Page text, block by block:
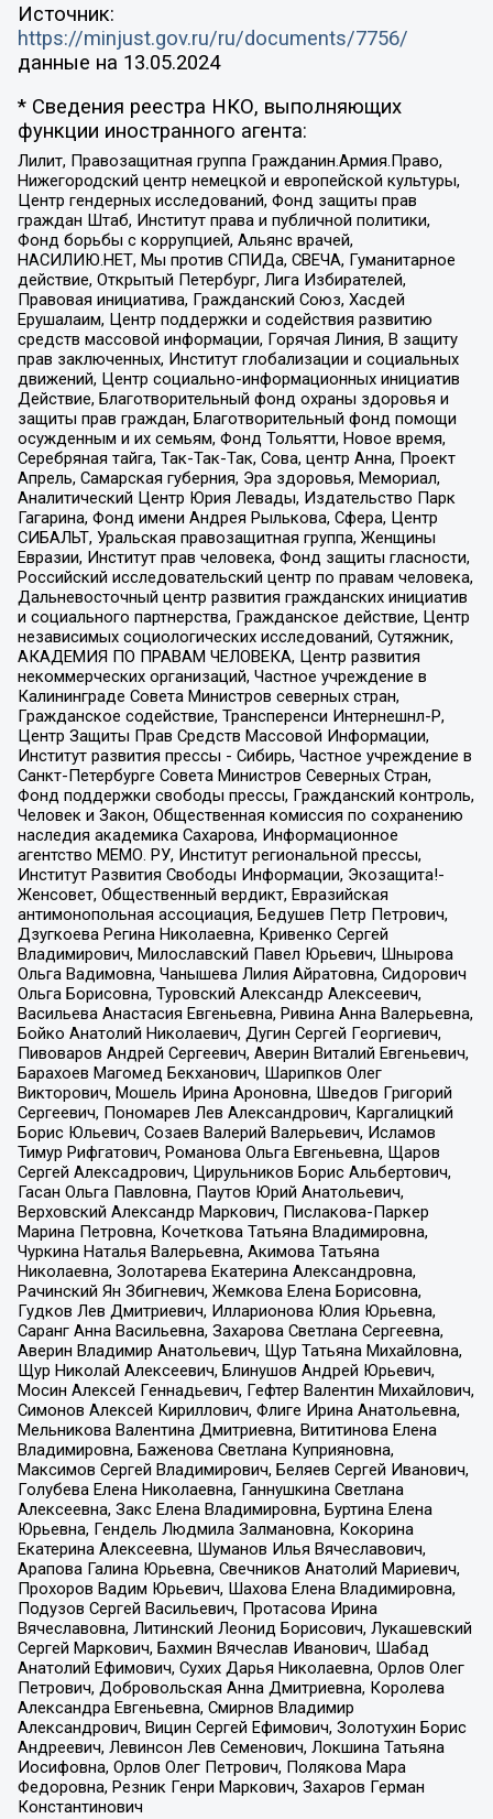
Источник:
https://minjust.gov.ru/ru/documents/7756/
данные на 13.05.2024
* Сведения реестра НКО, выполняющих
функции иностранного агента:
Лилит, Правозащитная группа Гражданин.Армия.Право,
Нижегородский центр немецкой и европейской культуры,
Центр гендерных исследований, Фонд защиты прав
граждан Штаб, Институт права и публичной политики,
Фонд борьбы с коррупцией, Альянс врачей,
НАСИЛИЮ.НЕТ, Мы против СПИДа, СВЕЧА, Гуманитарное
действие, Открытый Петербург, Лига Избирателей,
Правовая инициатива, Гражданский Союз, Хасдей
Ерушалаим, Центр поддержки и содействия развитию
средств массовой информации, Горячая Линия, В защиту
прав заключенных, Институт глобализации и социальных
движений, Центр социально-информационных инициатив
Действие, Благотворительный фонд охраны здоровья и
защиты прав граждан, Благотворительный фонд помощи
осужденным и их семьям, Фонд Тольятти, Новое время,
Серебряная тайга, Так-Так-Так, Сова, центр Анна, Проект
Апрель, Самарская губерния, Эра здоровья, Мемориал,
Аналитический Центр Юрия Левады, Издательство Парк
Гагарина, Фонд имени Андрея Рылькова, Сфера, Центр
СИБАЛЬТ, Уральская правозащитная группа, Женщины
Евразии, Институт прав человека, Фонд защиты гласности,
Российский исследовательский центр по правам человека,
Дальневосточный центр развития гражданских инициатив
и социального партнерства, Гражданское действие, Центр
независимых социологических исследований, Сутяжник,
АКАДЕМИЯ ПО ПРАВАМ ЧЕЛОВЕКА, Центр развития
некоммерческих организаций, Частное учреждение в
Калининграде Совета Министров северных стран,
Гражданское содействие, Трансперенси Интернешнл-Р,
Центр Защиты Прав Средств Массовой Информации,
Институт развития прессы - Сибирь, Частное учреждение в
Санкт-Петербурге Совета Министров Северных Стран,
Фонд поддержки свободы прессы, Гражданский контроль,
Человек и Закон, Общественная комиссия по сохранению
наследия академика Сахарова, Информационное
агентство МЕМО. РУ, Институт региональной прессы,
Институт Развития Свободы Информации, Экозащита!-
Женсовет, Общественный вердикт, Евразийская
антимонопольная ассоциация, Бедушев Петр Петрович,
Дзугкоева Регина Николаевна, Кривенко Сергей
Владимирович, Милославский Павел Юрьевич, Шнырова
Ольга Вадимовна, Чанышева Лилия Айратовна, Сидорович
Ольга Борисовна, Туровский Александр Алексеевич,
Васильева Анастасия Евгеньевна, Ривина Анна Валерьевна,
Бойко Анатолий Николаевич, Дугин Сергей Георгиевич,
Пивоваров Андрей Сергеевич, Аверин Виталий Евгеньевич,
Барахоев Магомед Бекханович, Шарипков Олег
Викторович, Мошель Ирина Ароновна, Шведов Григорий
Сергеевич, Пономарев Лев Александрович, Каргалицкий
Борис Юльевич, Созаев Валерий Валерьевич, Исламов
Тимур Рифгатович, Романова Ольга Евгеньевна, Щаров
Сергей Алексадрович, Цирульников Борис Альбертович,
Гасан Ольга Павловна, Паутов Юрий Анатольевич,
Верховский Александр Маркович, Пислакова-Паркер
Марина Петровна, Кочеткова Татьяна Владимировна,
Чуркина Наталья Валерьевна, Акимова Татьяна
Николаевна, Золотарева Екатерина Александровна,
Рачинский Ян Збигневич, Жемкова Елена Борисовна,
Гудков Лев Дмитриевич, Илларионова Юлия Юрьевна,
Саранг Анна Васильевна, Захарова Светлана Сергеевна,
Аверин Владимир Анатольевич, Щур Татьяна Михайловна,
Щур Николай Алексеевич, Блинушов Андрей Юрьевич,
Мосин Алексей Геннадьевич, Гефтер Валентин Михайлович,
Симонов Алексей Кириллович, Флиге Ирина Анатольевна,
Мельникова Валентина Дмитриевна, Вититинова Елена
Владимировна, Баженова Светлана Куприяновна,
Максимов Сергей Владимирович, Беляев Сергей Иванович,
Голубева Елена Николаевна, Ганнушкина Светлана
Алексеевна, Закс Елена Владимировна, Буртина Елена
Юрьевна, Гендель Людмила Залмановна, Кокорина
Екатерина Алексеевна, Шуманов Илья Вячеславович,
Арапова Галина Юрьевна, Свечников Анатолий Мариевич,
Прохоров Вадим Юрьевич, Шахова Елена Владимировна,
Подузов Сергей Васильевич, Протасова Ирина
Вячеславовна, Литинский Леонид Борисович, Лукашевский
Сергей Маркович, Бахмин Вячеслав Иванович, Шабад
Анатолий Ефимович, Сухих Дарья Николаевна, Орлов Олег
Петрович, Добровольская Анна Дмитриевна, Королева
Александра Евгеньевна, Смирнов Владимир
Александрович, Вицин Сергей Ефимович, Золотухин Борис
Андреевич, Левинсон Лев Семенович, Локшина Татьяна
Иосифовна, Орлов Олег Петрович, Полякова Мара
Федоровна, Резник Генри Маркович, Захаров Герман
Константинович